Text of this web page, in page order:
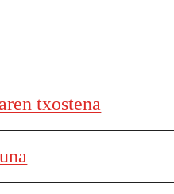
txostena